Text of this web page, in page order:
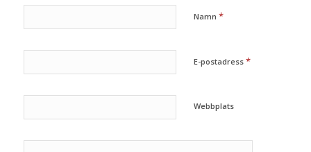
Namn *
E-postadress *
Webbplats